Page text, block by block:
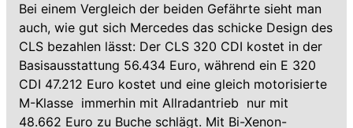
Bei einem Vergleich der beiden Gefährte sieht man
auch, wie gut sich Mercedes das schicke Design des
CLS bezahlen lässt: Der CLS 320 CDI kostet in der
Basisausstattung 56.434 Euro, während ein E 320
CDI 47.212 Euro kostet und eine gleich motorisierte
M-Klasse  immerhin mit Allradantrieb  nur mit
48.662 Euro zu Buche schlägt. Mit Bi-Xenon-